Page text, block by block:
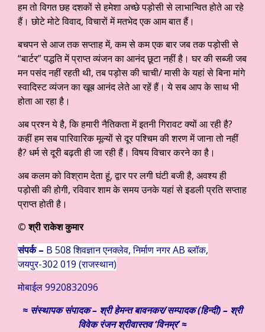
हम तो विगत छह दशकों से हमेशा अच्छे पड़ोसी से लाभान्वित होते आ रहे
हैं। छोटे मोटे विवाद, विचारों में मतभेद एक आम बात हैं।
बचपन से आज तक सप्ताह में, कम से कम एक बार जब तक पड़ोसी से
“बार्टर” पद्धति में प्राप्त व्यंजन का आनंद छूटा नहीं है। घर की सब्जी जब
मन पसंद नहीं रहती थी, तब पड़ोस की चाची/ मासी के यहां से बिना मांगे
स्वादिस्ट व्यंजन का खूब आनंद लेते आ रहें हैं। ये सब आप के साथ भी
होता आ रहा है।
अब प्रश्न ये है, कि हमारी नैतिकता में इतनी गिरावट क्यों आ रही है?
कहीं हम सब पारिवारिक मूल्यों से दूर पश्चिम की शरण में जाना तो नहीं
है? धर्म से दूरी बढ़ती ही जा रही हैं। विषय विचार करने का है।
अब कलम को विश्राम देता हूं, द्वार पर लगी घंटी बजी है, अवश्य ही
पड़ोसी की होगी, रविवार शाम के समय उनके यहां से इडली प्रति सप्ताह
प्राप्त होती है।
© श्री राकेश कुमार
संपर्क – B 508 शिवज्ञान एनक्लेव, निर्माण नगर AB ब्लॉक,
जयपुर-302 019 (राजस्थान)
मोबाईल 9920832096
≈ संस्थापक संपादक – श्री हेमन्त बावनकर/सम्पादक (हिन्दी) – श्री
विवेक रंजन श्रीवास्तव ‘विनम्र’ ≈